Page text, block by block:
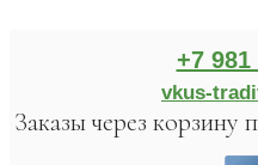
+7 981
vkus-
Заказы через корзину